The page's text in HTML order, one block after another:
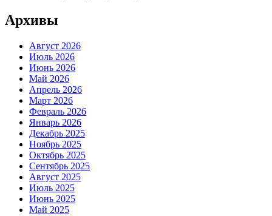
Архивы
Август 2026
Июль 2026
Июнь 2026
Май 2026
Апрель 2026
Март 2026
Февраль 2026
Январь 2026
Декабрь 2025
Ноябрь 2025
Октябрь 2025
Сентябрь 2025
Август 2025
Июль 2025
Июнь 2025
Май 2025